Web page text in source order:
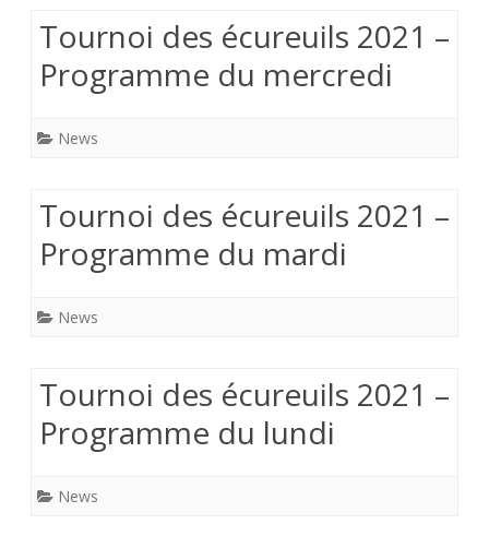
Tournoi des écureuils 2021 –
Programme du mercredi
News
Tournoi des écureuils 2021 –
Programme du mardi
News
Tournoi des écureuils 2021 –
Programme du lundi
News